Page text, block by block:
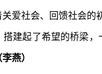
爱社会、回馈社会的
李燕）